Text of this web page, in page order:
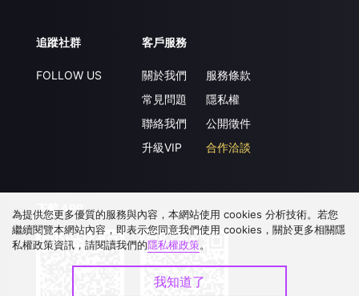
追蹤社群
FOLLOW US
客戶服務
關於我們
常見問題
聯絡我們
升級VIP
服務條款
隱私權
公開徵件
合作洽談
下載 APP
為提供您更多優質的服務與內容，本網站使用 cookies 分析技術。若您
繼續閱覽本網站內容，即表示您同意我們使用 cookies，關於更多相關隱
私權政策資訊，請閱讀我們的隱私權政策。
我知道了